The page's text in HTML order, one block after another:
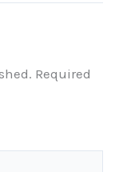
Required